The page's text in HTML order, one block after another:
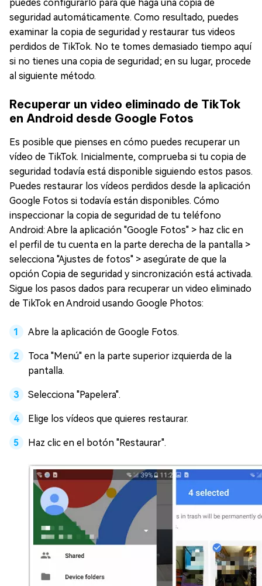
puedes configurarlo para que haga una copia de
seguridad automáticamente. Como resultado, puedes
examinar la copia de seguridad y restaurar tus videos
perdidos de TikTok. No te tomes demasiado tiempo aquí
si no tienes una copia de seguridad; en su lugar, procede
al siguiente método.
Recuperar un video eliminado de TikTok
en Android desde Google Fotos
Es posible que pienses en cómo puedes recuperar un
vídeo de TikTok. Inicialmente, comprueba si tu copia de
seguridad todavía está disponible siguiendo estos pasos.
Puedes restaurar los vídeos perdidos desde la aplicación
Google Fotos si todavía están disponibles. Cómo
inspeccionar la copia de seguridad de tu teléfono
Android: Abre la aplicación "Google Fotos" > haz clic en
el perfil de tu cuenta en la parte derecha de la pantalla >
selecciona "Ajustes de fotos" > asegúrate de que la
opción Copia de seguridad y sincronización está activada.
Sigue los pasos dados para recuperar un video eliminado
de TikTok en Android usando Google Photos:
Abre la aplicación de Google Fotos.
Toca "Menú" en la parte superior izquierda de la
pantalla.
Selecciona "Papelera".
Elige los vídeos que quieres restaurar.
Haz clic en el botón "Restaurar".